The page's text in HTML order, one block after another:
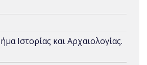
Ιστορίας και Αρχαιολογίας.